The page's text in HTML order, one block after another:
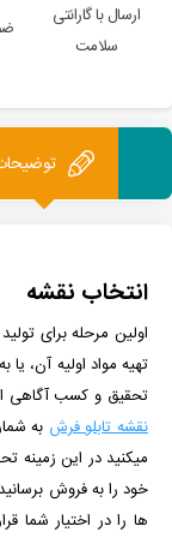
ارسال با گارانتی
سلامت
انتخاب نقشه
اولین مرحله برای
تهیه مواد اولیه آن،
تحقیق و کسب آگاهی
نقشه تابلو فرش به
میکنید در این زمینه
خود را به فروش